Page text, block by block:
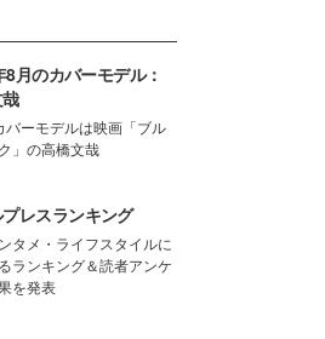
8月のカバーモデル：
バーモデルは映画「ブル
」の高橋文哉
レスランキング
タメ・ライフスタイルに
ランキング＆読者アンケ
を発表